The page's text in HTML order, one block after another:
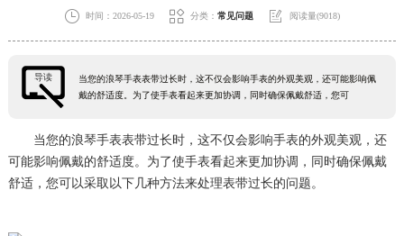
 时间：2026-05-19  分类： 常见问题  阅读量(9018)
导读
当您的浪琴手表表带过长时，这不仅会影响手表的外观美观，还可能影响佩
戴的舒适度。为了使手表看起来更加协调，同时确保佩戴舒适，您可
当您的浪琴手表表带过长时，这不仅会影响手表的外观美观，还
可能影响佩戴的舒适度。为了使手表看起来更加协调，同时确保佩戴
舒适，您可以采取以下几种方法来处理表带过长的问题。